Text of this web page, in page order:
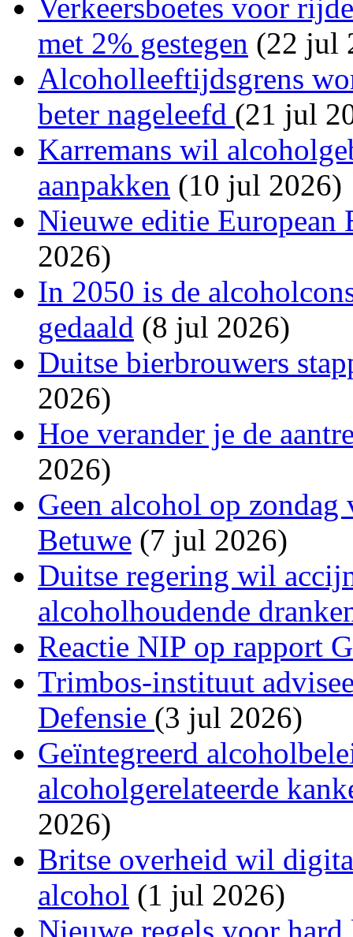
Verkeersboetes voor
met 2% gestegen (22 jul
Alcoholleeftijdsgrens
beter nageleefd (21 jul
Karremans wil
aanpakken (10 jul 2026)
Nieuwe editie European
2026)
In 2050 is de
gedaald (8 jul 2026)
Duitse bierbrouwers
2026)
Hoe verander je de
2026)
Geen alcohol op
Betuwe (7 jul 2026)
Duitse regering wil
alcoholhoudende
Reactie NIP op rapport
Trimbos-instituut
Defensie (3 jul 2026)
Geïntegreerd
alcoholgerelateerde
2026)
Britse overheid wil
alcohol (1 jul 2026)
Nieuwe regels voor hard